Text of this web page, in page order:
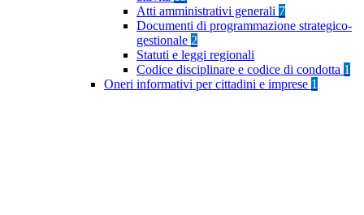
Atti amministrativi generali 7
Documenti di programmazione strategico-
gestionale 2
Statuti e leggi regionali
Codice disciplinare e codice di condotta 1
Oneri informativi per cittadini e imprese 1